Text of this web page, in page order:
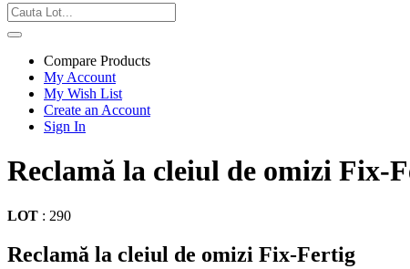
Compare Products
My Account
My Wish List
Create an Account
Sign In
Reclamă la cleiul de omizi Fix-
LOT : 290
Reclamă la cleiul de omizi Fix-Fertig